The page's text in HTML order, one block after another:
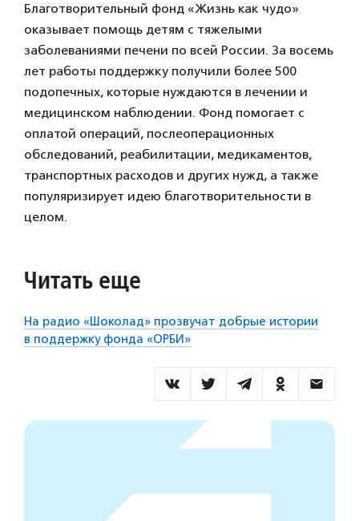
Благотворительный фонд «Жизнь как чудо»
оказывает помощь детям с тяжелыми
заболеваниями печени по всей России. За восемь
лет работы поддержку получили более 500
подопечных, которые нуждаются в лечении и
медицинском наблюдении. Фонд помогает с
оплатой операций, послеоперационных
обследований, реабилитации, медикаментов,
транспортных расходов и других нужд, а также
популяризирует идею благотворительности в
целом.
Читать еще
На радио «Шоколад» прозвучат добрые истории
в поддержку фонда «ОРБИ»